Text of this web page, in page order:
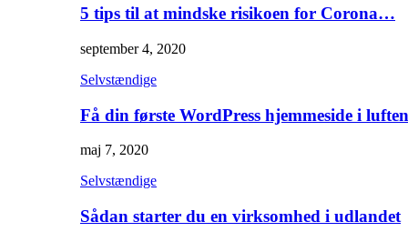
5 tips til at mindske risikoen for Corona…
september 4, 2020
Selvstændige
Få din første WordPress hjemmeside i luften
maj 7, 2020
Selvstændige
Sådan starter du en virksomhed i udlandet